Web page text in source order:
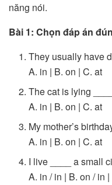
năng nói.
Bài 1: Chọn đáp án
They usually have
A. in | B. on | C. at
The cat is lying
A. in | B. on | C. at
My mother’s
A. in | B. on | C. at
I live ____ a small
A. in / in | B. on / in